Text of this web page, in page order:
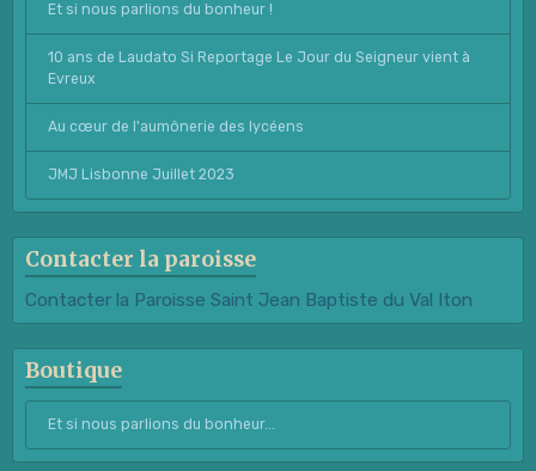
Et si nous parlions du bonheur !
10 ans de Laudato Si Reportage Le Jour du Seigneur vient à
Evreux
Au cœur de l'aumônerie des lycéens
JMJ Lisbonne Juillet 2023
Contacter la paroisse
Contacter la Paroisse Saint Jean Baptiste du Val Iton
Boutique
Et si nous parlions du bonheur...